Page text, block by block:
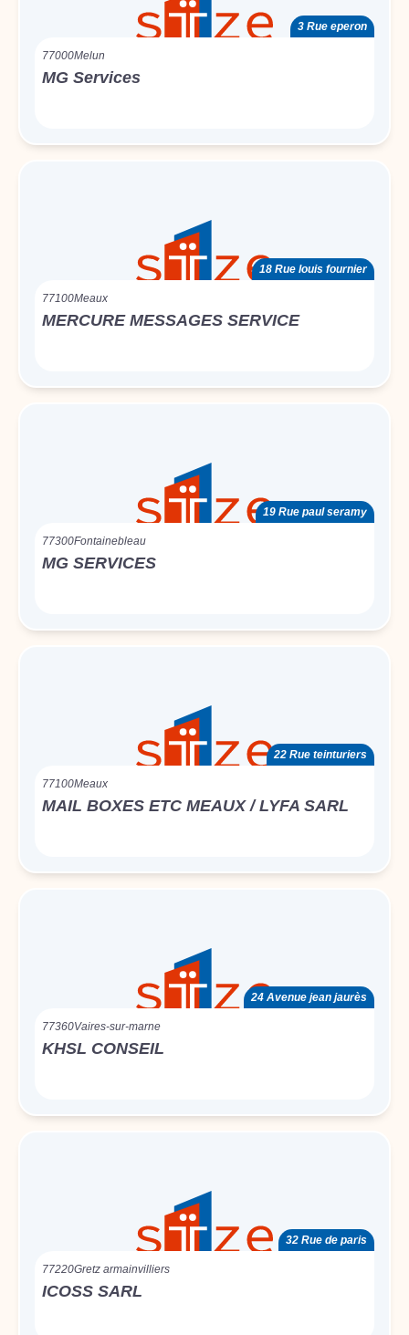
3 Rue eperon
77000Melun
MG Services
18 Rue louis fournier
77100Meaux
MERCURE MESSAGES SERVICE
19 Rue paul seramy
77300Fontainebleau
MG SERVICES
22 Rue teinturiers
77100Meaux
MAIL BOXES ETC MEAUX / LYFA SARL
24 Avenue jean jaurès
77360Vaires-sur-marne
KHSL CONSEIL
32 Rue de paris
77220Gretz armainvilliers
ICOSS SARL